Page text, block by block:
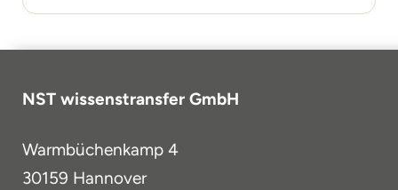
NST wissenstransfer GmbH
Warmbüchenkamp 4
30159 Hannover